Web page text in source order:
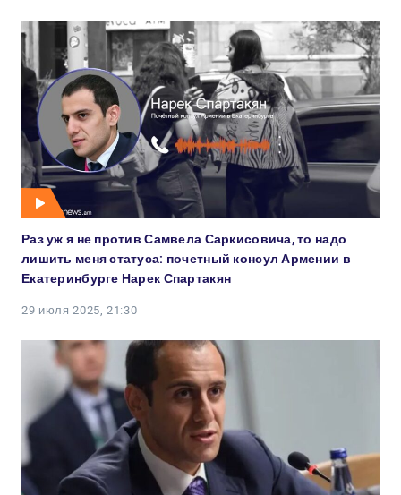
Раз уж я не против Самвела Саркисовича, то надо
лишить меня статуса: почетный консул Армении в
Екатеринбурге Нарек Спартакян
29 июля 2025, 21:30